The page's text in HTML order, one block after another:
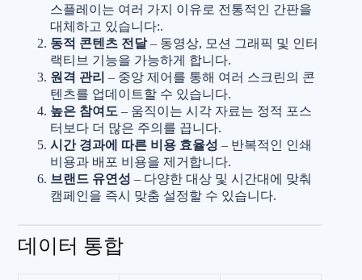
스플레이는 여러 가지 이유로 전통적인 간판을
대체하고 있습니다:.
동적 콘텐츠 전달– 동영상, 모션 그래픽 및 인터
랙티브 기능을 가능하게 합니다.
원격 관리 – 중앙 제어를 통해 여러 스크린의 콘
텐츠를 업데이트할 수 있습니다.
높은 참여도 – 움직이는 시각 자료는 정적 포스
터보다 더 많은 주의를 끕니다.
시간 경과에 따른 비용 효율성 – 반복적인 인쇄
비용과 배포 비용을 제거합니다.
브랜드 유연성 – 다양한 대상 및 시간대에 맞춰
캠페인을 즉시 맞춤 설정할 수 있습니다.
데이터 통합